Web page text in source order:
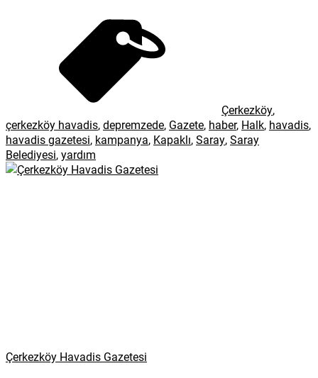
Çerkezköy,
çerkezköy havadis,depremzede, Gazete, haber, Halk, havadis,
havadis gazetesi, kampanya, Kapaklı,Saray,Saray
Belediyesi,yardım
Çerkezköy Havadis Gazetesi